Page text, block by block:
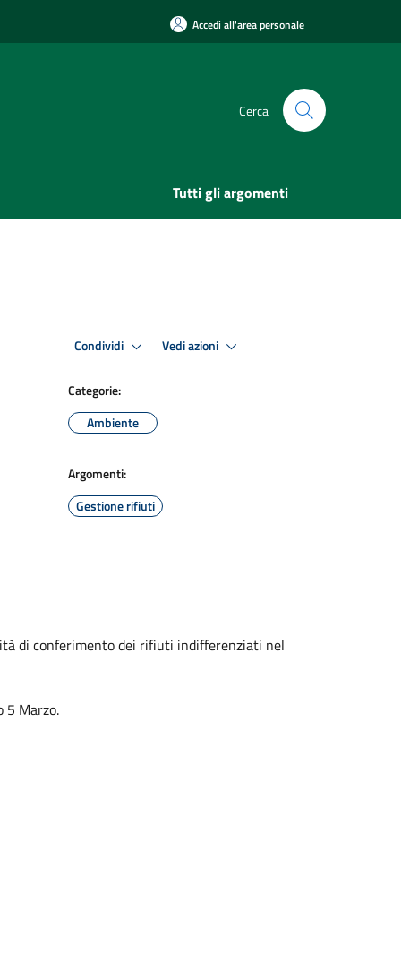
Accedi all'area personale
Cerca
Tutti gli argomenti
Condividi Vedi azioni
Categorie:
Ambiente
Argomenti:
Gestione rifiuti
di conferimento dei rifiuti indifferenziati nel
5 Marzo.